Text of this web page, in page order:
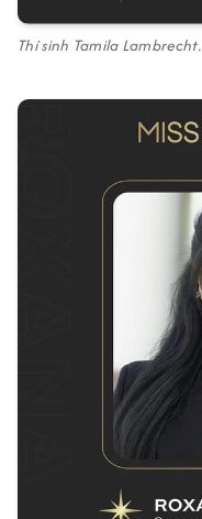
Thí sinh Tamila Lambrecht.